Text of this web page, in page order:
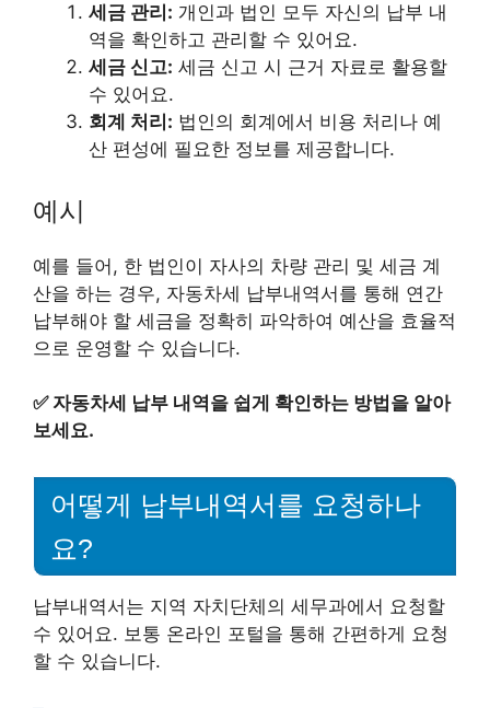
세금 관리: 개인과 법인 모두 자신의 납부 내
역을 확인하고 관리할 수 있어요.
세금 신고: 세금 신고 시 근거 자료로 활용할
수 있어요.
회계 처리: 법인의 회계에서 비용 처리나 예
산 편성에 필요한 정보를 제공합니다.
예시
예를 들어, 한 법인이 자사의 차량 관리 및 세금 계
산을 하는 경우, 자동차세 납부내역서를 통해 연간
납부해야 할 세금을 정확히 파악하여 예산을 효율적
으로 운영할 수 있습니다.
✅ 자동차세 납부 내역을 쉽게 확인하는 방법을 알아
보세요.
어떻게 납부내역서를 요청하나
요?
납부내역서는 지역 자치단체의 세무과에서 요청할
수 있어요. 보통 온라인 포털을 통해 간편하게 요청
할 수 있습니다.